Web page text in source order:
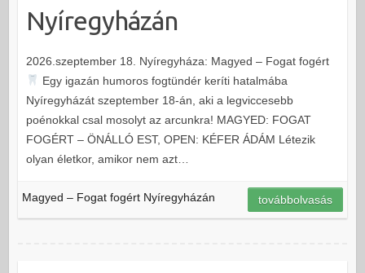
Nyíregyházán
2026.szeptember 18. Nyíregyháza: Magyed – Fogat fogért
Egy igazán humoros fogtündér keríti hatalmába
Nyíregyházát szeptember 18-án, aki a legviccesebb
poénokkal csal mosolyt az arcunkra! MAGYED: FOGAT
FOGÉRT – ÖNÁLLÓ EST, OPEN: KÉFER ÁDÁM Létezik
olyan életkor, amikor nem azt…
Magyed – Fogat fogért Nyíregyházán továbbolvasás